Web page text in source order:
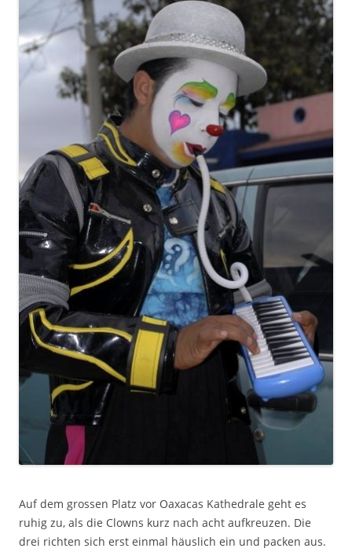
Auf dem grossen Platz vor Oaxacas Kathedrale geht es
ruhig zu, als die Clowns kurz nach acht aufkreuzen. Die
drei richten sich erst einmal häuslich ein und packen aus.